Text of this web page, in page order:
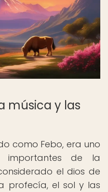
música y las
como Febo, era uno
de la
el dios de
profecía, el sol y las